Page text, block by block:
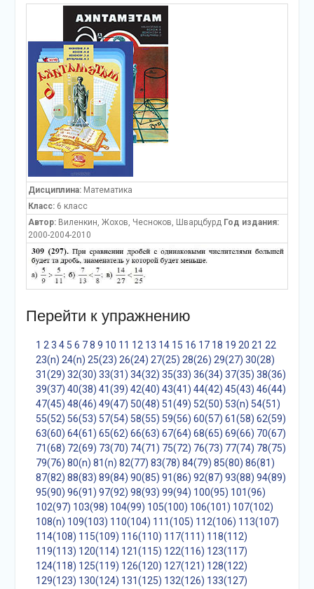
Дисциплина:Математика
Класс:6 класс
Автор:Виленкин, Жохов, Чесноков, Шварцбурд Год издания:
2000-2004-2010
Перейти к упражнению
1 2 3 4 5 6 7 8 9 10 11 12 13 14 15 16 17 18 19 20 21 22
23(n) 24(n) 25(23) 26(24) 27(25) 28(26) 29(27) 30(28)
31(29) 32(30) 33(31) 34(32) 35(33) 36(34) 37(35) 38(36)
39(37) 40(38) 41(39) 42(40) 43(41) 44(42) 45(43) 46(44)
47(45) 48(46) 49(47) 50(48) 51(49) 52(50) 53(n) 54(51)
55(52) 56(53) 57(54) 58(55) 59(56) 60(57) 61(58) 62(59)
63(60) 64(61) 65(62) 66(63) 67(64) 68(65) 69(66) 70(67)
71(68) 72(69) 73(70) 74(71) 75(72) 76(73) 77(74) 78(75)
79(76) 80(n) 81(n) 82(77) 83(78) 84(79) 85(80) 86(81)
87(82) 88(83) 89(84) 90(85) 91(86) 92(87) 93(88) 94(89)
95(90) 96(91) 97(92) 98(93) 99(94) 100(95) 101(96)
102(97) 103(98) 104(99) 105(100) 106(101) 107(102)
108(n) 109(103) 110(104) 111(105) 112(106) 113(107)
114(108) 115(109) 116(110) 117(111) 118(112)
119(113) 120(114) 121(115) 122(116) 123(117)
124(118) 125(119) 126(120) 127(121) 128(122)
129(123) 130(124) 131(125) 132(126) 133(127)